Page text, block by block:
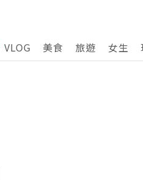
VLOG 美食 旅遊 女生